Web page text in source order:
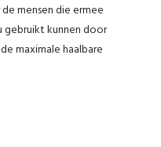
mensen die ermee
gebruikt kunnen door
maximale haalbare